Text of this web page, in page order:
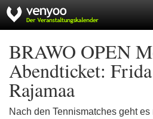
BRAWO OPEN
Abendticket:
Rajamaa
Nach den Tennismatches geht